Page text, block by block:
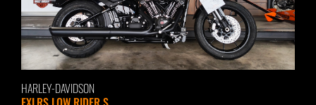
HARLEY-DAVIDSON